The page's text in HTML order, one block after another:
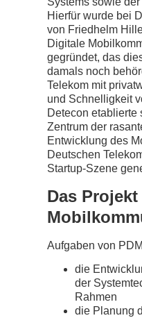
Hierfür wurde bei
von Friedhelm
Digitale
gegründet, das
damals noch
Telekom mit
und Schnelligkeit
Detecon etablierte
Zentrum der
Entwicklung des
Deutschen
Startup-Szene
Das
Aufgaben von
die
der
Rahmen
die Planung